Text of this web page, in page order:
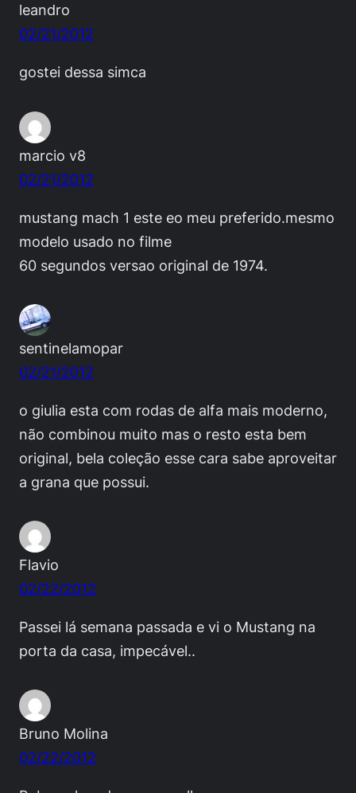
leandro
02/21/2012
gostei dessa simca
marcio v8
02/21/2012
mustang mach 1 este eo meu preferido.mesmo
modelo usado no filme
60 segundos versao original de 1974.
sentinelamopar
02/21/2012
o giulia esta com rodas de alfa mais moderno,
não combinou muito mas o resto esta bem
original, bela coleção esse cara sabe aproveitar
a grana que possui.
Flavio
02/22/2012
Passei lá semana passada e vi o Mustang na
porta da casa, impecável..
Bruno Molina
02/22/2012